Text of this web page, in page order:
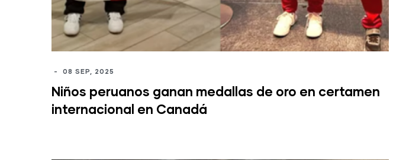
- 08 SEP, 2025
Niños peruanos ganan medallas de oro en certamen
internacional en Canadá